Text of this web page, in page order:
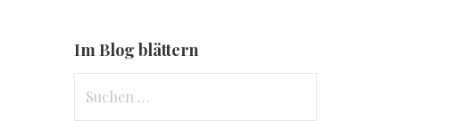
Im Blog blättern
nach: